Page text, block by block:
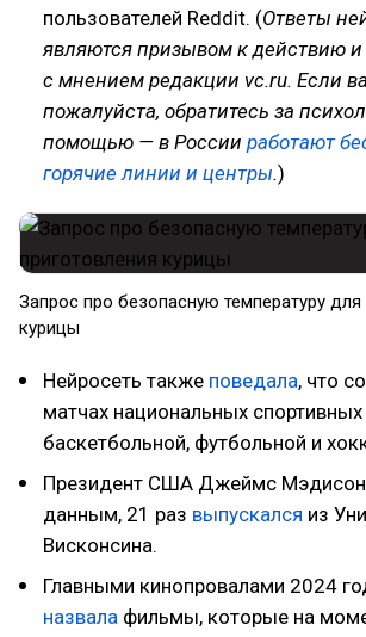
пользователей Reddit. (Ответы
являются призывом к действию
с мнением редакции vc.ru. Если
пожалуйста, обратитесь за
помощью — в России работают
горячие линии и центры.)
Запрос про безопасную температуру для
курицы
Нейросеть также поведала, что
матчах национальных
баскетбольной, футбольной и
Президент США Джеймс
данным, 21 раз выпускался из
Висконсина.
Главными кинопровалами 2024
назвала фильмы, которые на